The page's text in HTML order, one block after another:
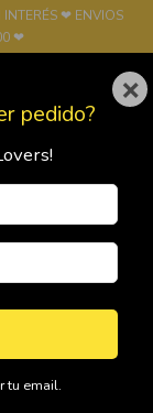
❤ ENVIOS
❤
0
×
pedido?
tu email.